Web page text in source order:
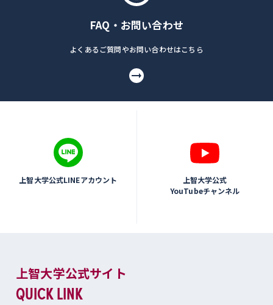
FAQ・お問い合わせ
よくあるご質問やお問い合わせはこちら
上智大学公式LINEアカウント
上智大学公式
YouTubeチャンネル
上智大学公式サイト
QUICK LINK